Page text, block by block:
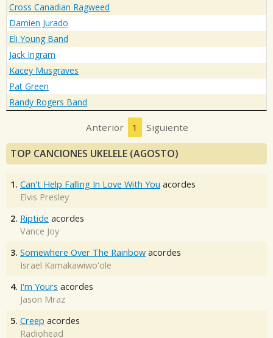
Cross Canadian Ragweed
Damien Jurado
Eli Young Band
Jack Ingram
Kacey Musgraves
Pat Green
Randy Rogers Band
Anterior 1 Siguiente
TOP CANCIONES UKELELE (AGOSTO)
1. Can't Help Falling In Love With You acordes
Elvis Presley
2. Riptide acordes
Vance Joy
3. Somewhere Over The Rainbow acordes
Israel Kamakawiwo'ole
4. I'm Yours acordes
Jason Mraz
5. Creep acordes
Radiohead